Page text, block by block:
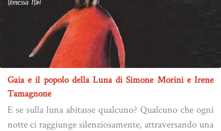
Gaia e il popolo della Luna di Simone Morini e Irene
Tamagnone
E se sulla luna abitasse qualcuno? Qualcuno che ogni
notte ci raggiunge silenziosamente, attraversando una